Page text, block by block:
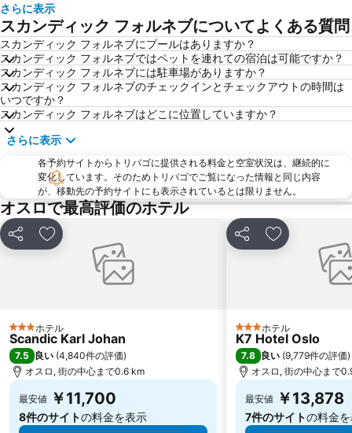
さらに表示
スカンディック フォルネブについてよくある質問
スカンディック フォルネブにプールはありますか？
スカンディック フォルネブではペットを連れての宿泊は可能ですか？
スカンディック フォルネブには駐車場がありますか？
スカンディック フォルネブのチェックインとチェックアウトの時間は
いつですか？
スカンディック フォルネブはどこに位置していますか？
さらに表示
各予約サイトからトリバゴに提供される料金と空室状況は、継続的に
変化しています。そのためトリバゴでご覧になった情報と同じ内容
が、移動先の予約サイトにも表示されているとは限りません。
オスロで最高評価のホテル
シェア お気に入りに追加
3 ホテルのランク
ホテル
Scandic Karl Johan
7.5 良い (4,840件の評価)
オスロ, 街の中心まで0.6 km
最安値 ￥11,700
8件のサイトの料金を表示
シェア お気に入りに
3 ホテルのランク
ホテル
K7 Hotel Oslo
7.8 良い (9,779件の評価)
オスロ, 街の中心まで
最安値 ￥13,878
7件のサイトの料金